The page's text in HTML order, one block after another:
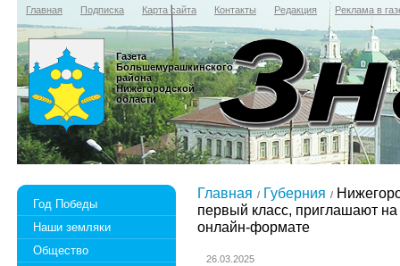
Главная Подписка Карта сайта Контакты Редакция Реклама в
Газета
Большемурашкинского
района
Нижегородской
области
Год Победы
Наши земляки
Общество
Главная Губерния
первый класс, приглашают
онлайн-формате
26.03.2025